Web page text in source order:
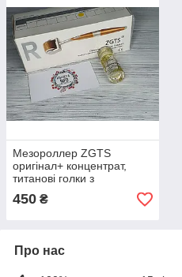
Мезороллер ZGTS
оригінал+ концентрат,
титанові голки з
позолотою (192 голки), всі
розміри голок.
450 ₴
Про нас